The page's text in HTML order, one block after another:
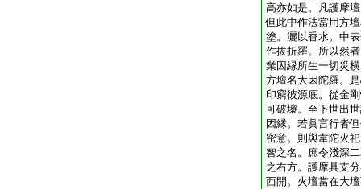
高亦如是。凡護摩
但此中作法當用方
塗。灑以香水。中
作拔折羅。所以然
業因縁所生一切災
方壇名大因陀羅。
印窮彼源底。從金
可破壞。至下世出
因縁。若眞言行者
密意。則與韋陀火
智之名。庶令淺深
之右方。護摩具支
西開。火壇當在大